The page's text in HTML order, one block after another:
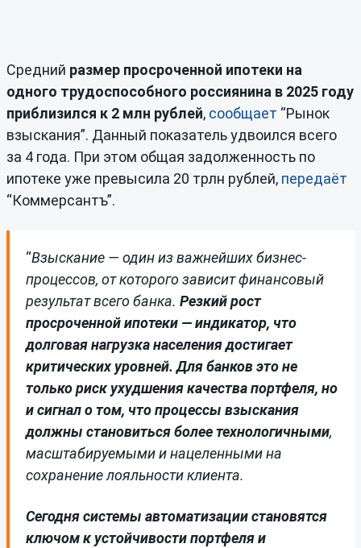
Средний размер просроченной ипотеки на
одного трудоспособного россиянина в 2025 году
приблизился к 2 млн рублей, сообщает “Рынок
взыскания”. Данный показатель удвоился всего
за 4 года. При этом общая задолженность по
ипотеке уже превысила 20 трлн рублей, передаёт
“Коммерсантъ”.
“Взыскание — один из важнейших бизнес-
процессов, от которого зависит финансовый
результат всего банка. Резкий рост
просроченной ипотеки — индикатор, что
долговая нагрузка населения достигает
критических уровней. Для банков это не
только риск ухудшения качества портфеля, но
и сигнал о том, что процессы взыскания
должны становиться более технологичными,
масштабируемыми и нацеленными на
сохранение лояльности клиента.
Сегодня системы автоматизации становятся
ключом к устойчивости портфеля и